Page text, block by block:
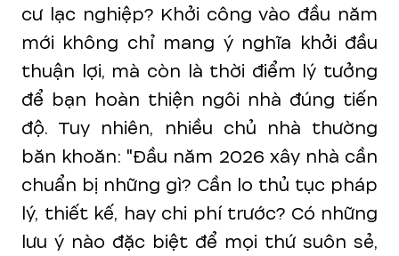
cư lạc nghiệp? Khởi công vào đầu năm
mới không chỉ mang ý nghĩa khởi đầu
thuận lợi, mà còn là thời điểm lý tưởng
để bạn hoàn thiện ngôi nhà đúng tiến
độ. Tuy nhiên, nhiều chủ nhà thường
băn khoăn: "Đầu năm 2026 xây nhà cần
chuẩn bị những gì? Cần lo thủ tục pháp
lý, thiết kế, hay chi phí trước? Có những
lưu ý nào đặc biệt để mọi thứ suôn sẻ,